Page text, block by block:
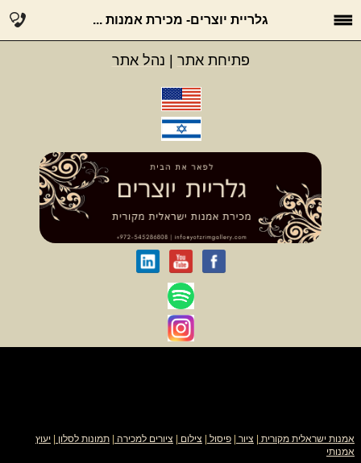
גלריית יוצרים- מכירת אמנות ...
פתיחת אתר נהל אתר
אמנות ישראלית מקורית ציור פיסול צילום ציורים למכירה תמונות לסלון
יעוץ
אמנותי